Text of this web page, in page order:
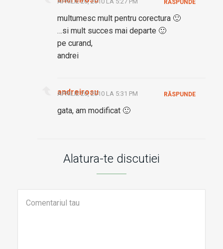
multumesc mult pentru corectura 🙂
…si mult succes mai departe 🙂
pe curand,
andrei
RĂSPUNDE
andreirosu
APRILIE 20, 2010 LA 5:31 PM
gata, am modificat 🙂
RĂSPUNDE
Alatura-te discutiei